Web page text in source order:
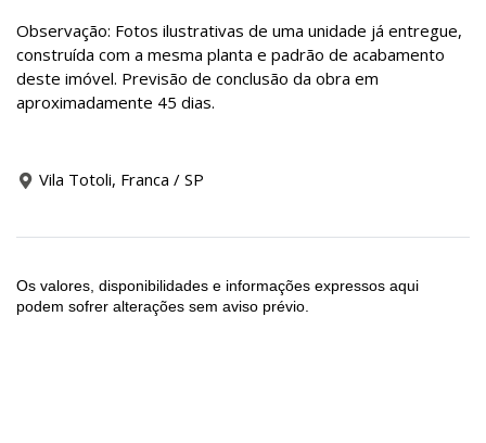
Observação: Fotos ilustrativas de uma unidade já entregue,
construída com a mesma planta e padrão de acabamento
deste imóvel. Previsão de conclusão da obra em
aproximadamente 45 dias.
Vila Totoli, Franca / SP
Os valores, disponibilidades e informações expressos aqui
podem sofrer alterações sem aviso prévio.